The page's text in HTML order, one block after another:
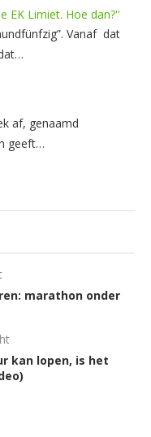
EK Limiet. Hoe dan?''
Vanaf dat
af, genaamd
geeft…
marathon onder
kan lopen, is het